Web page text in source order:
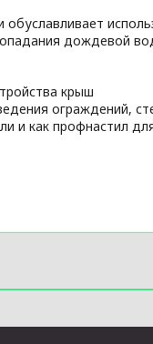
дождевой
крыш
ограждений,
и как профнастил